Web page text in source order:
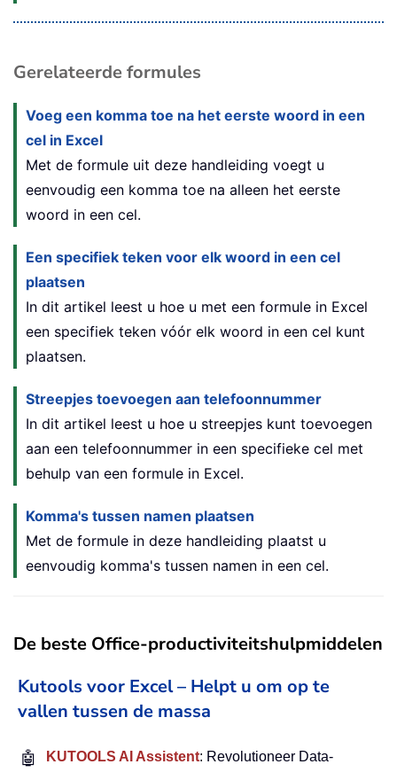
Gerelateerde formules
Voeg een komma toe na het eerste woord in een
cel in Excel
Met de formule uit deze handleiding voegt u
eenvoudig een komma toe na alleen het eerste
woord in een cel.
Een specifiek teken voor elk woord in een cel
plaatsen
In dit artikel leest u hoe u met een formule in Excel
een specifiek teken vóór elk woord in een cel kunt
plaatsen.
Streepjes toevoegen aan telefoonnummer
In dit artikel leest u hoe u streepjes kunt toevoegen
aan een telefoonnummer in een specifieke cel met
behulp van een formule in Excel.
Komma's tussen namen plaatsen
Met de formule in deze handleiding plaatst u
eenvoudig komma's tussen namen in een cel.
De beste Office-productiviteitshulpmiddelen
Kutools voor Excel – Helpt u om op te
vallen tussen de massa
🤖 KUTOOLS AI Assistent: Revolutioneer Data-